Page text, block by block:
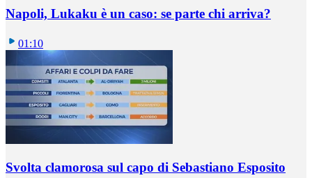
Napoli, Lukaku è un caso: se parte chi arriva?
01:10
Svolta clamorosa sul capo di Sebastiano Esposito